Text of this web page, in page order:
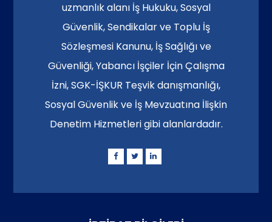
uzmanlık alanı İş Hukuku, Sosyal
Güvenlik, Sendikalar ve Toplu İş
Sözleşmesi Kanunu, İş Sağlığı ve
Güvenliği, Yabancı İşçiler İçin Çalışma
İzni, SGK-İŞKUR Teşvik danışmanlığı,
Sosyal Güvenlik ve İş Mevzuatına İlişkin
Denetim Hizmetleri gibi alanlardadır.